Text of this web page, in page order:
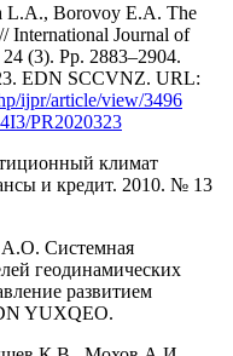
L.A., Borovoy E.A. The
International Journal of
(3). Pp. 2883–2904.
EDN SCCVNZ. URL:
ijpr/article/view/3496
PR2020323
климат
и кредит. 2010. № 13
Системная
геодинамических
развитием
YUXQEO.